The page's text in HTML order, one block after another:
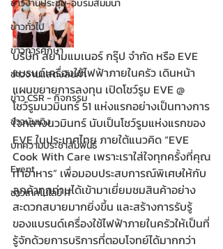
ข่าวงานประชุม-อบรมสัมมนา
ข่าวทั่วไป
ข่าวการศึกษา
ข่าวงานแสดงสินค้า
ข่าว CSR - กิจกรรม
ข่าวบันเทิง
บทความประชาสัมพันธ์
Event
ข่าวเทคโนโลยี IT
บริษัท สยามแมเนอร์ กรุ๊ป จำกัด หรือ EVE
แบรนด์เครื่องใช้ไฟฟ้าภายในครัว เดินหน้า
แผนขยายการลงทุน เปิดโชว์รูม EVE @
โชว์รูมนวมินทร์ 51 แห่งแรกอย่างเป็นทางการ
ใจกลางนวมินทร์ นับเป็นโชว์รูมแห่งแรกของ
EVE ในประเทศไทย ภายใต้แนวคิด “EVE
Cook With Care เพราะเราใส่ใจทุกครั้งที่คุณ
ทำอาหาร” เพื่อมอบประสบการณ์พิเศษให้กับ
ลูกค้าทุกท่านได้เข้ามาเยี่ยมชมสินค้าอย่าง
สะดวกสบายมากยิ่งขึ้น และสร้างการรับรู้
ของแบรนด์เครื่องใช้ไฟฟ้าภายในครัวให้เป็นที่
รู้จักด้วยการบริการที่ตอบโจทย์ได้มากกว่า